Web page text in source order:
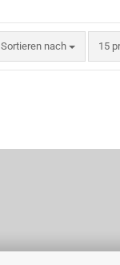
Sortieren nach
Sortieren nach 15
pro